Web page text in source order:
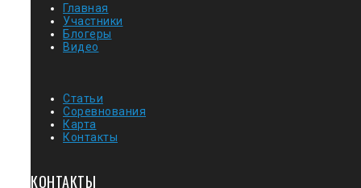
Главная
Участники
Блогеры
Видео
Статьи
Соревнования
Карта
Контакты
КОНТАКТЫ